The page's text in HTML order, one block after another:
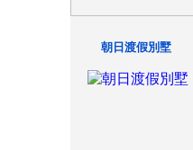
朝日渡假別墅